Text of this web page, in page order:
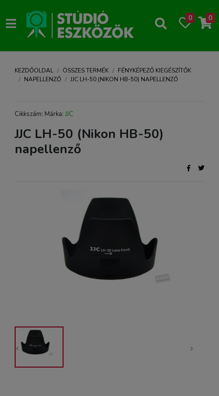
0 0
KEZDŐOLDAL ÖSSZES TERMÉK
FÉNYKÉPEZŐ KIEGÉSZÍTŐK
NAPELLENZŐ
JJC LH-50 (NIKON HB-50) NAPELLENZŐ
Cikkszám: Márka: JJC
JJC LH-50 (Nikon HB-50)
napellenző